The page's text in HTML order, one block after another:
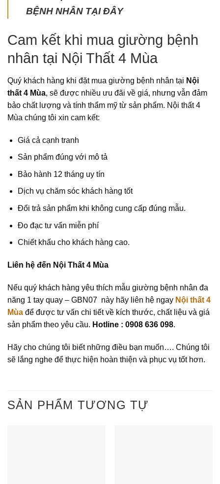
BỆNH NHÂN TẠI ĐÂY
Cam kết khi mua giường bệnh
nhân tại Nội Thất 4 Mùa
Quý khách hàng khi đặt mua giường bệnh nhân tại Nội
thất 4 Mùa, sẽ được nhiều ưu đãi về giá, nhưng vẫn đảm
bảo chất lượng và tính thẩm mỹ từ sản phẩm. Nội thất 4
Mùa chúng tôi xin cam kết:
Giá cả cạnh tranh
Sản phẩm đúng với mô tả
Bảo hành 12 tháng uy tín
Dịch vụ chăm sóc khách hàng tốt
Đổi trả sản phẩm khi không cung cấp đúng mẫu.
Đo đạc tư vấn miễn phí
Chiết khấu cho khách hàng cao.
Liên hệ đến Nội Thất 4 Mùa
Nếu quý khách hàng yêu thích mẫu giường bệnh nhân đa
năng 1 tay quay – GBN07 này hãy liên hệ ngay Nội thất 4
Mùa để được tư vấn chi tiết về kích thước, chất liệu và giá
sản phẩm theo yêu cầu. Hotline : 0908 636 098.
Hãy cho chúng tôi biết những điều bạn muốn…. Chúng tôi
sẽ lắng nghe để thực hiện hoàn thiện và phục vụ tốt hơn.
SẢN PHẨM TƯƠNG TỰ